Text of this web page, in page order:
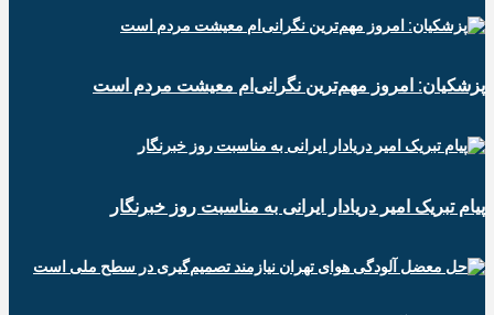
پزشکیان: امروز مهم‌ترین نگرانی‌ام معیشت مردم است
پیام تبریک امیر دریادار ایرانی به مناسبت روز خبرنگار